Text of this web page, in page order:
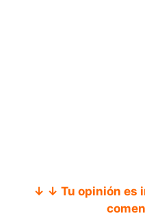
↓ ↓ Tu opinión es